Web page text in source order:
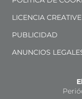
LICENCIA
PUBLICIDAD
ANUNCIOS